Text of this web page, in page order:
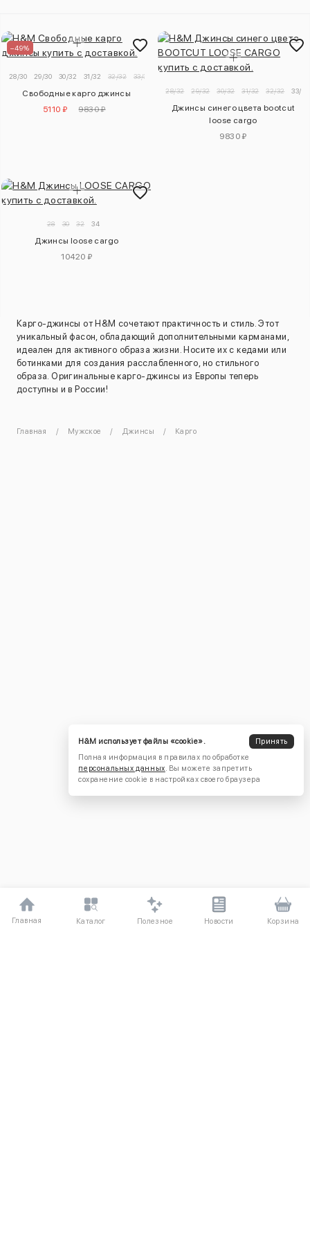
–49%
28/30 29/30 30/32 31/32 32/32 33/32
Свободные карго джинсы
5110 ₽
9830 ₽
28/32 29/32 30/32 31/32 32/32 33/32
Джинсы синего цвета bootcut
loose cargo
9830 ₽
28 30 32 34
Джинсы loose cargo
10420 ₽
Карго-джинсы от H&M сочетают практичность и стиль. Этот
уникальный фасон, обладающий дополнительными карманами,
идеален для активного образа жизни. Носите их с кедами или
ботинками для создания расслабленного, но стильного
образа. Оригинальные карго-джинсы из Европы теперь
доступны и в России!
Главная Мужское Джинсы Карго
Главная Каталог Полезное Новости Корзина
H&M использует файлы «cookie».
Принять
Полная информация в правилах по обработке
персональных данных. Вы можете запретить
сохранение cookie в настройках своего браузера